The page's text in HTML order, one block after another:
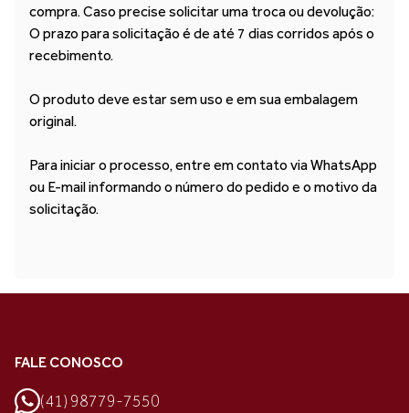
compra. Caso precise solicitar uma troca ou devolução:
O prazo para solicitação é de até 7 dias corridos após o
recebimento.
O produto deve estar sem uso e em sua embalagem
original.
Para iniciar o processo, entre em contato via WhatsApp
ou E-mail informando o número do pedido e o motivo da
solicitação.
FALE CONOSCO
(41) 98779-7550